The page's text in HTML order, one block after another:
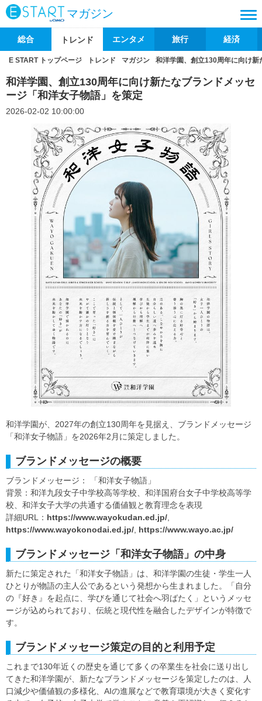
マガジン
総合 トレンド エンタメ 旅行 経済
E START トップページ トレンド マガジン 和洋学園、創立130周年に向け
和洋学園、創立130周年に向け新たなブランドメッセ
ージ「和洋女子物語」を策定
2026-02-02 10:00:00
和洋学園が、2027年の創立130周年を見据え、ブランドメッセージ
「和洋女子物語」を2026年2月に策定しました。
ブランドメッセージの概要
ブランドメッセージ： 「和洋女子物語」
背景：和洋九段女子中学校高等学校、和洋国府台女子中学校高等学
校、和洋女子大学の共通する価値観と教育理念を表現
詳細URL： https://www.wayokudan.ed.jp/
https://www.wayokonodai.ed.jp/ https://www.wayo.ac.jp/
ブランドメッセージ「和洋女子物語」の中身
新たに策定された「和洋女子物語」は、和洋学園の生徒・学生一人
ひとりが物語の主人公であるという発想から生まれました。「自分
の『好き』を起点に、学びを通じて社会へ羽ばたく」というメッセ
ージが込められており、伝統と現代性を融合したデザインが特徴で
す。
ブランドメッセージ策定の目的と利用予定
これまで130年近くの歴史を通じて多くの卒業生を社会に送り出し
てきた和洋学園が、新たなブランドメッセージを策定したのは、人
口減少や価値観の多様化、AIの進展などで教育環境が大きく変化す